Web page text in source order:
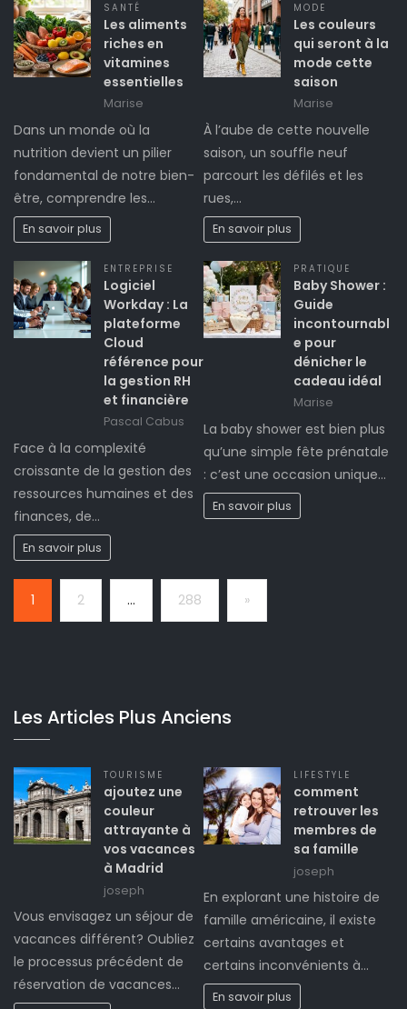
SANTÉ
Les aliments
riches en
vitamines
essentielles
Marise
Dans un monde où la
nutrition devient un pilier
fondamental de notre bien-
être, comprendre les…
En savoir plus
MODE
Les couleurs
qui seront à la
mode cette
saison
Marise
À l’aube de cette nouvelle
saison, un souffle neuf
parcourt les défilés et les
rues,…
En savoir plus
ENTREPRISE
Logiciel
Workday : La
plateforme
Cloud
référence pour
la gestion RH
et financière
Pascal Cabus
Face à la complexité
croissante de la gestion des
ressources humaines et des
finances, de…
En savoir plus
PRATIQUE
Baby Shower :
Guide
incontournabl
e pour
dénicher le
cadeau idéal
Marise
La baby shower est bien plus
qu’une simple fête prénatale
: c’est une occasion unique…
En savoir plus
1 2 … 288 Next
»
Les Articles Plus Anciens
TOURISME
ajoutez une
couleur
attrayante à
vos vacances
à Madrid
joseph
Vous envisagez un séjour de
vacances différent? Oubliez
le processus précédent de
réservation de vacances…
LIFESTYLE
comment
retrouver les
membres de
sa famille
joseph
En explorant une histoire de
famille américaine, il existe
certains avantages et
certains inconvénients à…
En savoir plus